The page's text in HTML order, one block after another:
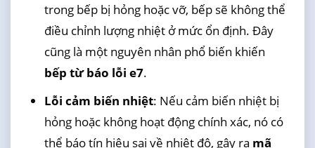
trong bếp bị hỏng hoặc vỡ, bếp sẽ không thể
điều chỉnh lượng nhiệt ở mức ổn định. Đây
cũng là một nguyên nhân phổ biến khiến
bếp từ báo lỗi e7.
Lỗi cảm biến nhiệt: Nếu cảm biến nhiệt bị
hỏng hoặc không hoạt động chính xác, nó có
thể báo tín hiệu sai về nhiệt độ, gây ra mã